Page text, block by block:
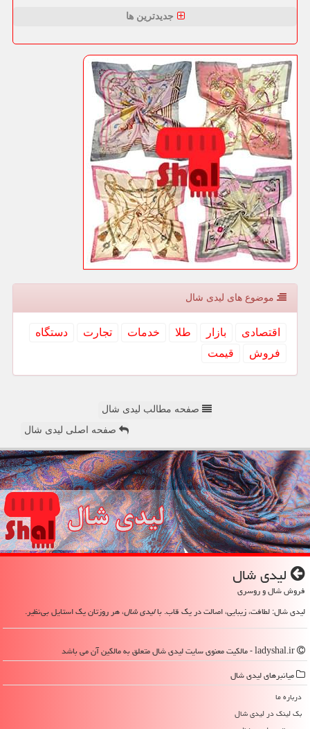
جدیدترین ها
موضوع های لیدی شال
اقتصادی بازار طلا خدمات تجارت
دستگاه
فروش
قیمت
صفحه مطالب لیدی شال
صفحه اصلی لیدی شال
لیدی شال
فروش شال و روسری
لیدی شال: لطافت، زیبایی، اصالت در یک قاب. بالیدی شال، هر روزتان یک استایل بی‌نظیر.
میانبرهای لیدی شال
درباره ما
بک لینک در لیدی شال